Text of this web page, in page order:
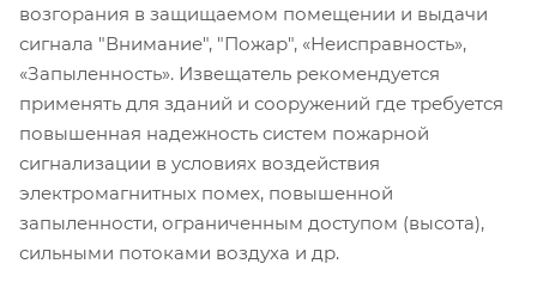
возгорания в защищаемом помещении и выдачи
сигнала "Внимание", "Пожар", «Неисправность»,
«Запыленность». Извещатель рекомендуется
применять для зданий и сооружений где требуется
повышенная надежность систем пожарной
сигнализации в условиях воздействия
электромагнитных помех, повышенной
запыленности, ограниченным доступом (высота),
сильными потоками воздуха и др.